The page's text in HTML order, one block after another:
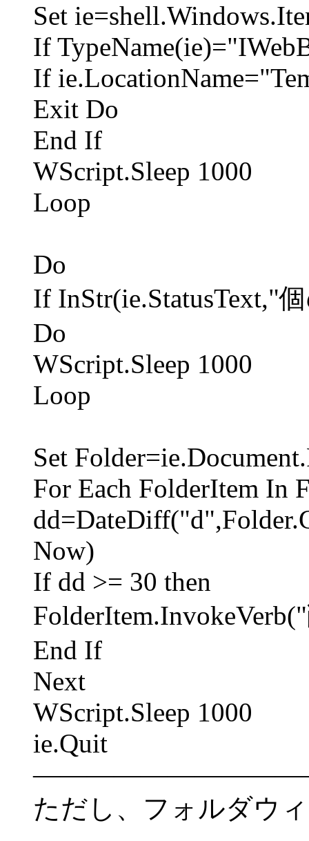
Set
If
If
Exit Do
End If
WScript.Sleep 1000
Loop
Do
If InStr(ie.StatusText,"
Do
WScript.Sleep 1000
Loop
Set
For Each FolderItem In
Now)
If dd >= 30 then
End If
Next
WScript.Sleep 1000
ie.Quit
ただし、フォルダウ